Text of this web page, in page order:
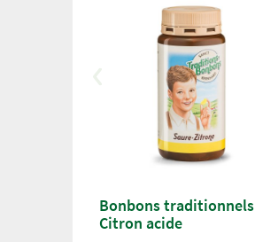
Bonbons traditionnels
Citron acide